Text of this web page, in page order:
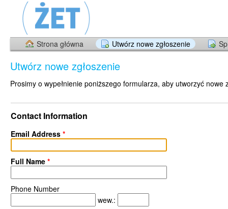
Strona główna Utwórz nowe zgłoszenie
Utwórz nowe zgłoszenie
Prosimy o wypełnienie poniższego formularza, aby utworzyć nowe
Contact Information
Email Address *
Full Name *
Phone Number
wew.: